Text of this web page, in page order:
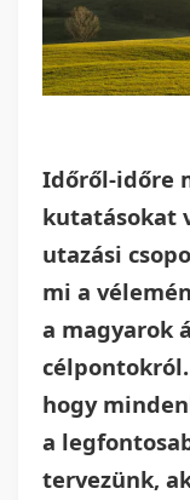
Időről-időre
kutatásokat
utazási
mi a
a magyarok
hogy
a
tervezünk,